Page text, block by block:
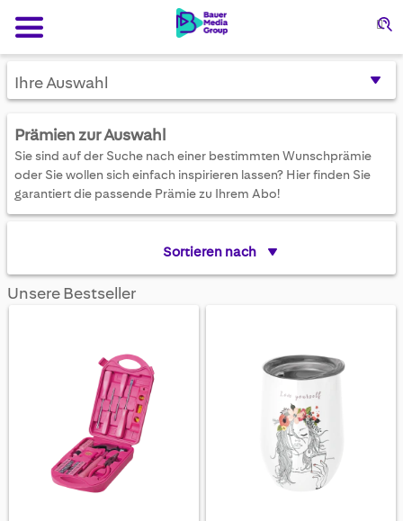
Ihre Auswahl
Prämien zur Auswahl
Sie sind auf der Suche nach einer bestimmten Wunschprämie
oder Sie wollen sich einfach inspirieren lassen? Hier finden Sie
garantiert die passende Prämie zu Ihrem Abo!
Sortieren nach
Unsere Bestseller